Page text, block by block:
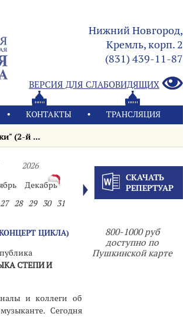
Нижний Новгород,
Кремль, корп. 2
(831) 439-11-87
ВЕРСИЯ ДЛЯ СЛАБОВИДЯЩИХ
КОНТАКТЫ ТРАНСЛЯЦИЯ
(2-й ...
2026
Декабрь
27 28 29 30 31
СКАЧАТЬ
РЕПЕРТУАР
ЦИКЛА)
СТЕПИ И
и коллеги об
Сегодня
800-1000 руб
доступно по
Пушкинской карте